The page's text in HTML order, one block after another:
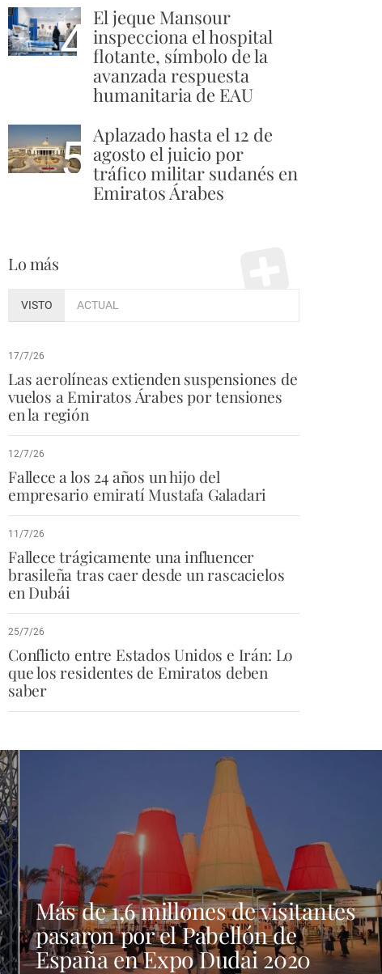
4 El jeque Mansour
inspecciona el hospital
flotante, símbolo de la
avanzada respuesta
humanitaria de EAU
5 Aplazado hasta el 12 de
agosto el juicio por
tráfico militar sudanés en
Emiratos Árabes
Lo más
VISTO ACTUAL
17/7/26
Las aerolíneas extienden suspensiones de
vuelos a Emiratos Árabes por tensiones
en la región
12/7/26
Fallece a los 24 años un hijo del
empresario emiratí Mustafa Galadari
11/7/26
Fallece trágicamente una influencer
brasileña tras caer desde un rascacielos
en Dubái
25/7/26
Conflicto entre Estados Unidos e Irán: Lo
que los residentes de Emiratos deben
saber
Más de 1,6 millones de visitantes
pasaron por el Pabellón de
España en Expo Dudai 2020